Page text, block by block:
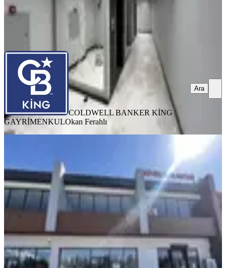
COLDWELL BANKER KİNG GAYRİMENKUL
COLDWELL BANKER KİNG
GAYRİMENKULOkan Ferahlı
Ara
Alanında 250 M2 Kiralık İş Yeri
Balıkesir, Altıeylül
4 Oda·250 m²·Düz Giriş (Zemin)·25.05.2026
CENTURY21 BALGizem Kayıngül